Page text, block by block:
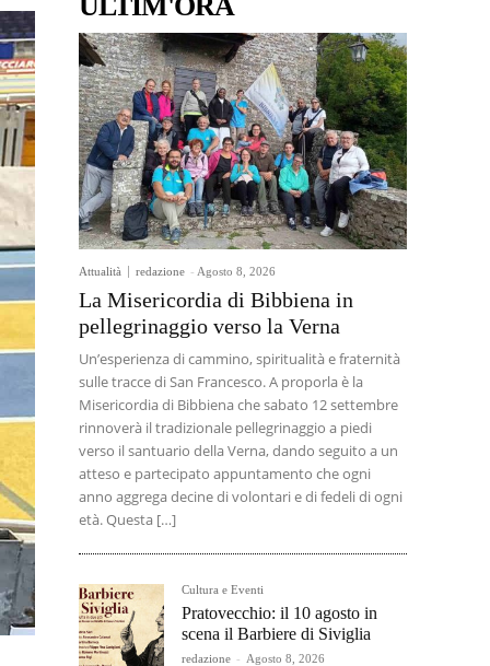
Attualità redazione - Agosto 8, 2026
La Misericordia di Bibbiena in
pellegrinaggio verso la Verna
Un’esperienza di cammino, spiritualità e fraternità
sulle tracce di San Francesco. A proporla è la
Misericordia di Bibbiena che sabato 12 settembre
rinnoverà il tradizionale pellegrinaggio a piedi
verso il santuario della Verna, dando seguito a un
atteso e partecipato appuntamento che ogni
anno aggrega decine di volontari e di fedeli di ogni
età. Questa […]
Cultura e Eventi
Pratovecchio: il 10 agosto in
scena il Barbiere di Siviglia
redazione - Agosto 8, 2026